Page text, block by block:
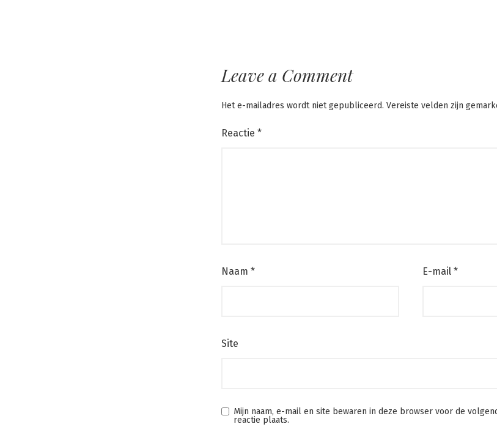
Leave a Comment
Het e-mailadres wordt niet gepubliceerd. Vereiste velden zijn
Reactie *
Naam * E-mail *
Site
Mijn naam, e-mail en site bewaren in deze browser voor de
reactie plaats.